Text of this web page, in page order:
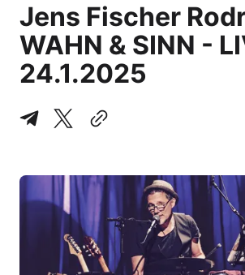
Jens Fischer
WAHN & SINN -
24.1.2025